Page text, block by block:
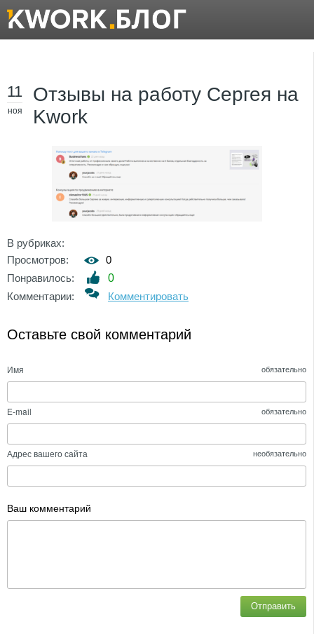
11
ноя
Отзывы на работу Сергея на
Kwork
В рубриках:
Просмотров:
0
Понравилось:
0
Комментарии:
Комментировать
Оставьте свой комментарий
Имя обязательно
E-mail обязательно
Адрес вашего сайта необязательно
Ваш комментарий
Отправить